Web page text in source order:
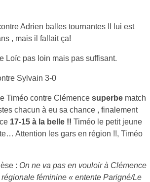
Adrien balles tournantes Il lui est
, mais il fallait ça!
Loïc pas loin mais pas suffisant.
Sylvain 3-0
Timéo contre Clémence superbe match
chacun à eu sa chance , finalement
17-15 à la belle !! Timéo le petit jeune
Attention les gars en région !!, Timéo
: On ne va pas en vouloir à Clémence
féminine « entente Parigné/Le